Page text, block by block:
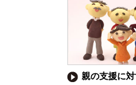
親の支援に